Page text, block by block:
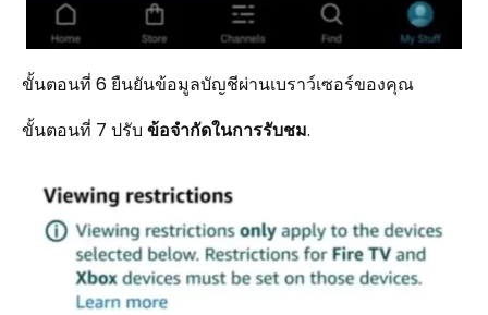
ขั้นตอนที่ 6 ยืนยันข้อมูลบัญชีผ่านเบราว์เซอร์ของคุณ
ขั้นตอนที่ 7 ปรับ ข้อจำกัดในการรับชม.